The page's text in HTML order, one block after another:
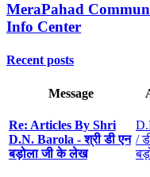
MeraPahad
Info Center
Recent posts
Message
Re: Articles By Shri
D.N. Barola - श्री डी एन
बड़ोला जी के लेख
/